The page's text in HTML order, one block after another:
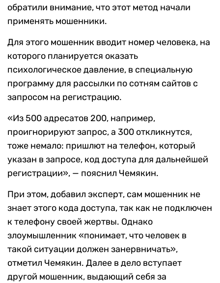
обратили внимание, что этот метод начали
применять мошенники.
Для этого мошенник вводит номер человека, на
которого планируется оказать
психологическое давление, в специальную
программу для рассылки по сотням сайтов с
запросом на регистрацию.
«Из 500 адресатов 200, например,
проигнорируют запрос, а 300 откликнутся,
тоже немало: пришлют на телефон, который
указан в запросе, код доступа для дальнейшей
регистрации», — пояснил Чемякин.
При этом, добавил эксперт, сам мошенник не
знает этого кода доступа, так как не подключен
к телефону своей жертвы. Однако
злоумышленник «понимает, что человек в
такой ситуации должен занервничать»,
отметил Чемякин. Далее в дело вступает
другой мошенник, выдающий себя за